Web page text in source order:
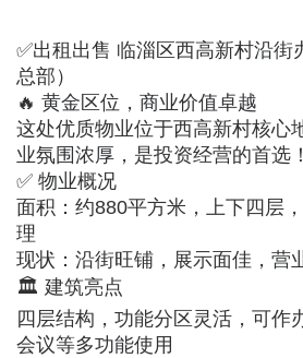
✅出租出售 临淄区西高新村沿街
总部）
🔥 黄金区位，商业价值卓越
这处优质物业位于西高新村核心
业氛围浓厚，是投资经营的首选！
✅ 物业概况
面积：约880平方米，上下四层
理
现状：沿街旺铺，展示面佳，营
🏛 建筑亮点
四层结构，功能分区灵活，可作
会议等多功能使用